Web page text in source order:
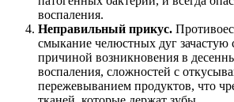
воспаления.
Неправильный прикус.
смыкание челюстных дуг зачастую
причиной возникновения в
воспаления, сложностей с
пережевыванием продуктов, что